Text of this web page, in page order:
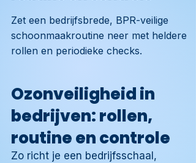
Zet een bedrijfsbrede, BPR-veilige
schoonmaakroutine neer met heldere
rollen en periodieke checks.
Ozonveiligheid in
bedrijven: rollen,
routine en controle
Zo richt je een bedrijfsschaal,